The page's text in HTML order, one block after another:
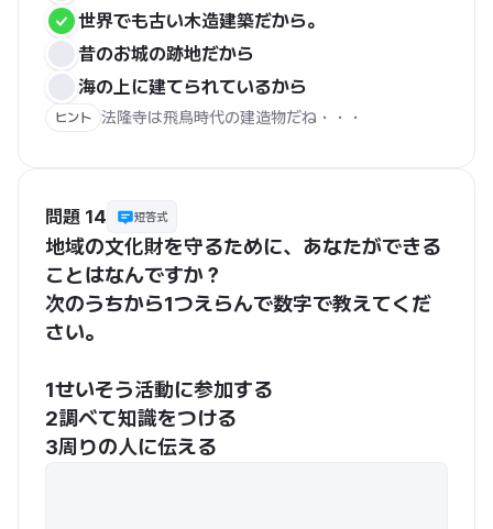
世界でも古い木造建築だから。
昔のお城の跡地だから
海の上に建てられているから
ヒント 法隆寺は飛鳥時代の建造物だね・・・
問題 14 短答式
地域の文化財を守るために、あなたができる
ことはなんですか？
次のうちから1つえらんで数字で教えてくだ
さい。
1せいそう活動に参加する
2調べて知識をつける
3周りの人に伝える